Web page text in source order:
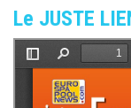
Le JUSTE